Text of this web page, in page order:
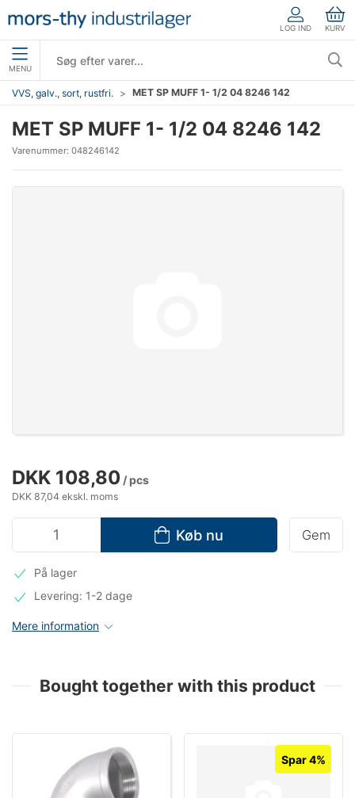
LOG IND KURV
MENU
VVS, galv., sort, rustfri. MET SP MUFF 1- 1/2 04 8246 142
MET SP MUFF 1- 1/2 04 8246 142
Varenummer: 048246142
DKK 108,80 / pcs
DKK 87,04 ekskl. moms
Køb nu Gem
På lager
Levering: 1-2 dage
Mere information
Bought together with this product
Spar 4%